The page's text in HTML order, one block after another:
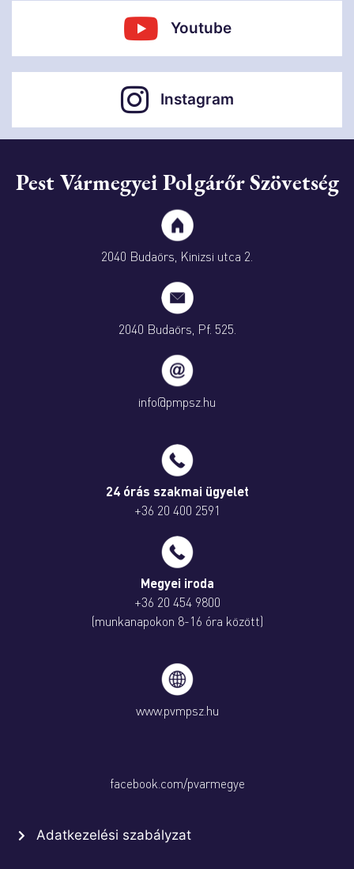
Youtube
Instagram
Pest Vármegyei Polgárőr Szövetség
2040 Budaörs, Kinizsi utca 2.
2040 Budaörs, Pf. 525.
info@pmpsz.hu
24 órás szakmai ügyelet
+36 20 400 2591
Megyei iroda
+36 20 454 9800
(munkanapokon 8-16 óra között)
www.pvmpsz.hu
facebook.com/pvarmegye
Adatkezelési szabályzat